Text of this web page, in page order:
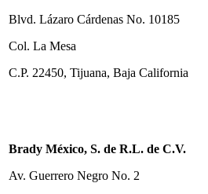
Blvd. Lázaro Cárdenas No. 10185
Col. La Mesa
C.P. 22450, Tijuana, Baja California
Brady México, S. de R.L. de C.V.
Av. Guerrero Negro No. 2